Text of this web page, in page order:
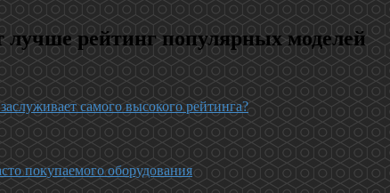
рейтинг популярных моделей
самого высокого рейтинга?
покупаемого оборудования